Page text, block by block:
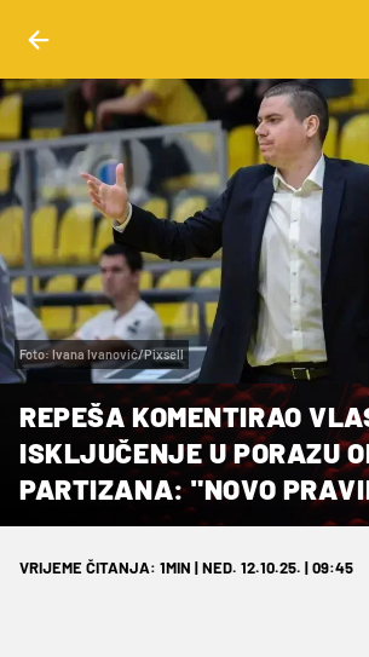
Foto: Ivana Ivanović/Pixsell
REPEŠA KOMENTIRAO
ISKLJUČENJE U PORAZU
PARTIZANA: "NOVO
VRIJEME ČITANJA: 1MIN | NED. 12.10.25. | 09:45